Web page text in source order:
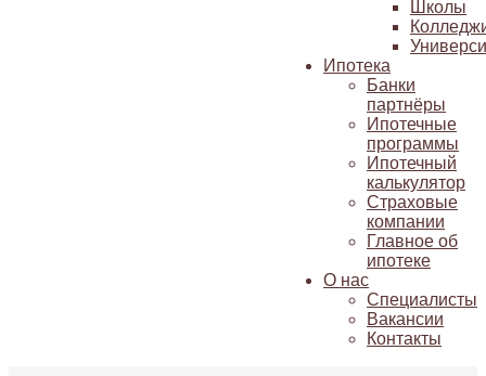
Школы
Ипотека
Банки
партнёры
Ипотечные
программы
Ипотечный
калькулятор
Страховые
компании
Главное об
ипотеке
О нас
Специалисты
Вакансии
Контакты